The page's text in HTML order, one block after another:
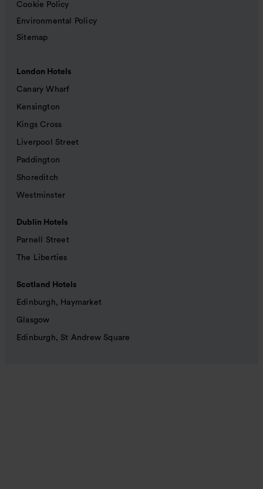
Cookie Policy
Environmental Policy
Sitemap
London Hotels
Canary Wharf
Kensington
Kings Cross
Liverpool Street
Paddington
Shoreditch
Westminster
Dublin Hotels
Parnell Street
The Liberties
Scotland Hotels
Edinburgh, Haymarket
Glasgow
Edinburgh, St Andrew Square